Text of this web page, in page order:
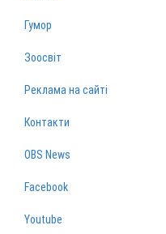
Гумор
Зоосвіт
Реклама на сайті
Контакти
OBS News
Facebook
Youtube